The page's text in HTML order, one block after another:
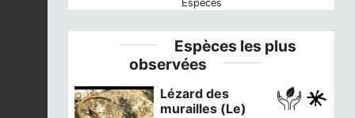
Espèces
Espèces les plus
observées
Lézard des
murailles (Le)